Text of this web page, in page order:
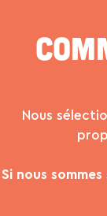
Nous
Si nous